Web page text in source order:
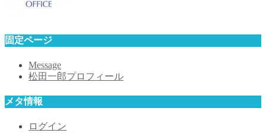
固定ページ
Message
松田一郎プロフィール
メタ情報
ログイン